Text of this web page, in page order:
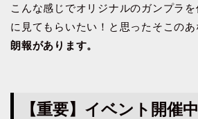
こんな感じでオリジナルのガンプラ
に見てもらいたい！と思ったそこのあ
朗報があります。
【重要】イベント開催中